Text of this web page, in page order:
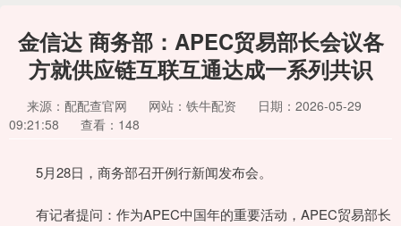
金信达 商务部：APEC贸易部长会议各
方就供应链互联互通达成一系列共识
来源：配配查官网 网站：铁牛配资
日期：2026-05-29
09:21:58
查看：148
5月28日，商务部召开例行新闻发布会。
有记者提问：作为APEC中国年的重要活动，APEC贸易部长